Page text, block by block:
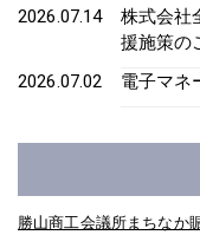
2026.07.14
株式会社
援施策の
2026.07.02 電子マネ
勝山商工会議所まちな